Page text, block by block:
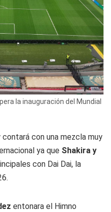
la inauguración del Mundial
con una mezcla muy
ya que Shakira y
con Dai Dai, la
entonara el Himno